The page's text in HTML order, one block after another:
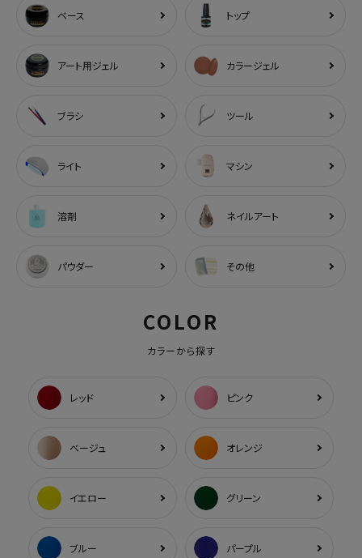
ベース トップ
アート用ジェル カラージェル
ブラシ ツール
ライト マシン
溶剤 ネイルアート
パウダー その他
COLOR
カラーから探す
レッド ピンク
ベージュ オレンジ
イエロー グリーン
ブルー パープル